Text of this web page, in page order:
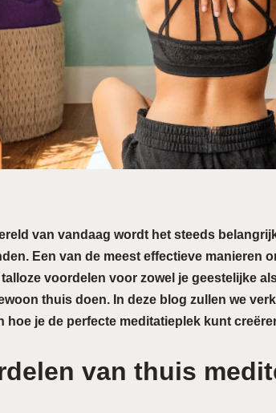
van vandaag wordt het steeds
Een van de meest effectieve manieren
talloze voordelen voor zowel je geestelijke
thuis doen. In deze blog zullen we
hoe je de perfecte meditatieplek kunt
van thuis